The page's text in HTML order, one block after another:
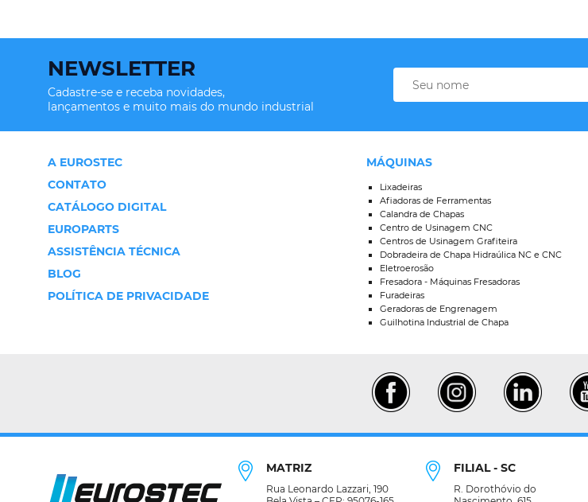
NEWSLETTER
Cadastre-se e receba novidades,
lançamentos e muito mais do mundo industrial
A EUROSTEC
CONTATO
CATÁLOGO DIGITAL
EUROPARTS
ASSISTÊNCIA TÉCNICA
BLOG
POLÍTICA DE PRIVACIDADE
MÁQUINAS
Lixadeiras
Afiadoras de Ferramentas
Calandra de Chapas
Centro de Usinagem CNC
Centros de Usinagem Grafiteira
Dobradeira de Chapa Hidraúlica NC e CNC
Eletroerosão
Fresadora - Máquinas Fresadoras
Furadeiras
Geradoras de Engrenagem
Guilhotina Industrial de Chapa
MATRIZ
Rua Leonardo Lazzari, 190
FILIAL - SC
R. Dorothóvio do